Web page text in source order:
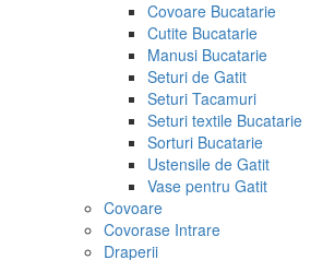
Covoare Bucatarie
Cutite Bucatarie
Manusi Bucatarie
Seturi de Gatit
Seturi Tacamuri
Seturi textile Bucatarie
Sorturi Bucatarie
Ustensile de Gatit
Vase pentru Gatit
Covoare
Covorase Intrare
Draperii